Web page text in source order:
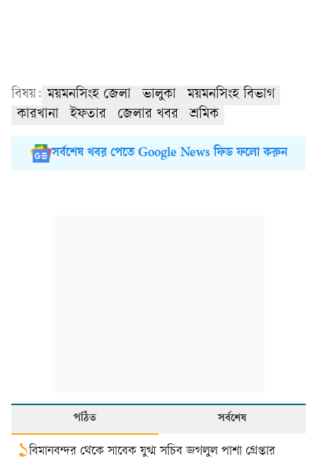
বিষয়: ময়মনসিংহ জেলা ভালুকা
ময়মনসিংহ বিভাগ
কারখানা
ইফতার জেলার খবর শ্রমিক
সর্বশেষ খবর পেতে Google News ফিড ফলো করুন
পঠিত সর্বশেষ
১বিমানবন্দর থেকে সাবেক যুগ্ম সচিব জগলুল পাশা গ্রেপ্তার